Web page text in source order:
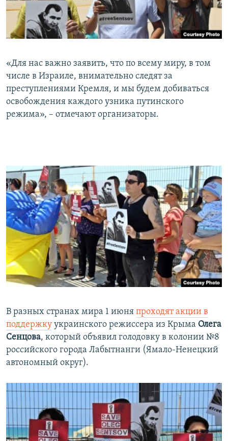
«Для нас важно заявить, что по всему миру, в том
числе в Израиле, внимательно следят за
преступлениями Кремля, и мы будем добиваться
освобождения каждого узника путинского
режима», – отмечают организаторы.
В разных странах мира 1 июня проходят акции в
поддержку украинского режиссера из Крыма Олега
Сенцова, который объявил голодовку в колонии №8
российского города Лабытнанги (Ямало-Ненецкий
автономный округ).